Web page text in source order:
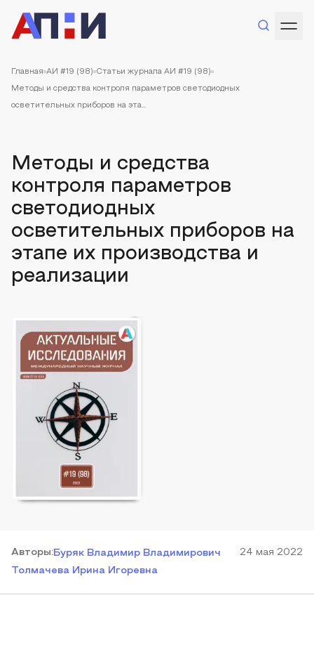
Главная АИ #19 (98) Статьи журнала АИ #19 (98)
Методы и средства контроля параметров светодиодных
осветительных приборов на эта...
Методы и средства
контроля параметров
светодиодных
осветительных приборов на
этапе их производства и
реализации
Авторы:Буряк Владимир Владимирович
Толмачева Ирина Игоревна
24 мая 2022